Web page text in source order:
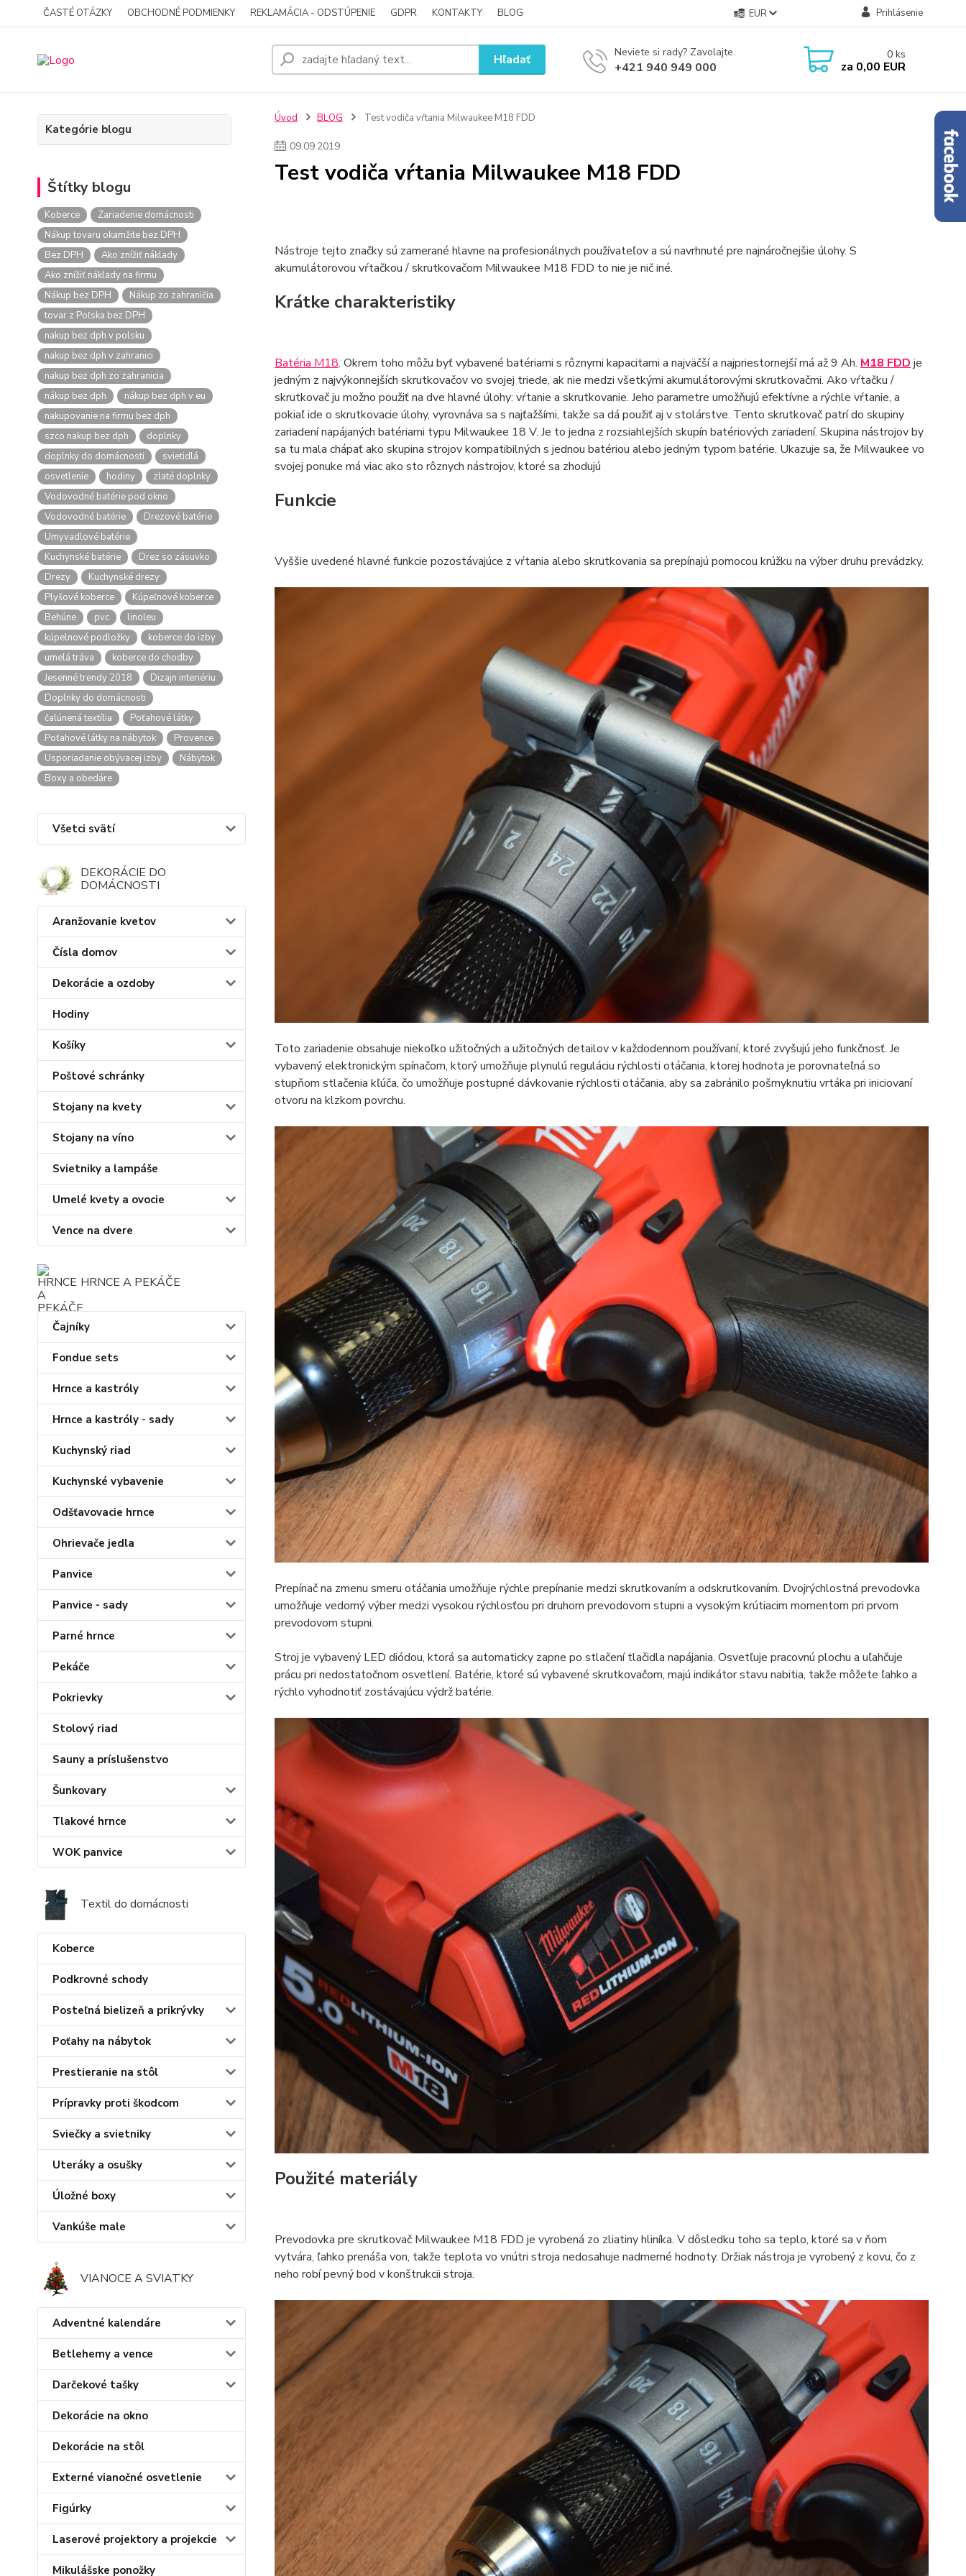
ČASTÉ OTÁZKY OBCHODNÉ PODMIENKY REKLAMÁCIA - ODSTÚPENIE GDPR KONTAKTY BLOG EUR Prihlásenie
Hľadať Neviete si rady? Zavolajte.
+421 940 949 000
0 ks
za 0,00 EUR
Kategórie blogu
Štítky blogu
Koberce
Zariadenie domácnosti
Nákup tovaru okamžite bez DPH
Bez DPH
Ako znížiť náklady
Ako znížiť náklady na firmu
Nákup bez DPH
Nákup zo zahraničia
tovar z Poľska bez DPH
nakup bez dph v polsku
nakup bez dph v zahranici
nakup bez dph zo zahranicia
nákup bez dph
nákup bez dph v eu
nakupovanie na firmu bez dph
szco nakup bez dph
doplnky
doplnky do domácnosti
svietidlá
osvetlenie
hodiny
zlaté doplnky
Vodovodné batérie pod okno
Vodovodné batérie
Drezové batérie
Umyvadlové batérie
Kuchynské batérie
Drez so zásuvko
Drezy
Kuchynské drezy
Plyšové koberce
Kúpeľnové koberce
Behúne
pvc
linoleu
kúpelnové podložky
koberce do izby
umelá tráva
koberce do chodby
Jesenné trendy 2018
Dizajn interiériu
Doplnky do domácnosti
čalúnená textília
Poťahové látky
Poťahové látky na nábytok
Provence
Usporiadanie obývacej izby
Nábytok
Boxy a obedáre
Všetci svätí
DEKORÁCIE DO
DOMÁCNOSTI
Aranžovanie kvetov
Čísla domov
Dekorácie a ozdoby
Hodiny
Košíky
Poštové schránky
Stojany na kvety
Stojany na víno
Svietniky a lampáše
Umelé kvety a ovocie
Vence na dvere
HRNCE A PEKÁČE
Čajníky
Fondue sets
Hrnce a kastróly
Hrnce a kastróly - sady
Kuchynský riad
Kuchynské vybavenie
Odšťavovacie hrnce
Ohrievače jedla
Panvice
Panvice - sady
Parné hrnce
Pekáče
Pokrievky
Stolový riad
Sauny a príslušenstvo
Šunkovary
Tlakové hrnce
WOK panvice
Textil do domácnosti
Koberce
Podkrovné schody
Posteľná bielizeň a prikrývky
Poťahy na nábytok
Prestieranie na stôl
Prípravky proti škodcom
Sviečky a svietniky
Uteráky a osušky
Úložné boxy
Vankúše male
VIANOCE A SVIATKY
Adventné kalendáre
Betlehemy a vence
Darčekové tašky
Dekorácie na okno
Dekorácie na stôl
Externé vianočné osvetlenie
Figúrky
Laserové projektory a projekcie
Mikulášske ponožky
Úvod BLOG Test vodiča vŕtania Milwaukee M18 FDD
09.09.2019
Test vodiča vŕtania Milwaukee M18 FDD
Nástroje tejto značky sú zamerané hlavne na profesionálnych používateľov a sú navrhnuté pre najnáročnejšie úlohy. S
akumulátorovou vŕtačkou / skrutkovačom Milwaukee M18 FDD to nie je nič iné.
Krátke charakteristiky
Batéria M18. Okrem toho môžu byť vybavené batériami s rôznymi kapacitami a najväčší a najpriestornejší má až 9 Ah. M18 FDD je
jedným z najvýkonnejších skrutkovačov vo svojej triede, ak nie medzi všetkými akumulátorovými skrutkovačmi. Ako vŕtačku /
skrutkovač ju možno použiť na dve hlavné úlohy: vŕtanie a skrutkovanie. Jeho parametre umožňujú efektívne a rýchle vŕtanie, a
pokiaľ ide o skrutkovacie úlohy, vyrovnáva sa s najťažšími, takže sa dá použiť aj v stolárstve. Tento skrutkovač patrí do skupiny
zariadení napájaných batériami typu Milwaukee 18 V. Je to jedna z rozsiahlejších skupín batériových zariadení. Skupina nástrojov by
sa tu mala chápať ako skupina strojov kompatibilných s jednou batériou alebo jedným typom batérie. Ukazuje sa, že Milwaukee vo
svojej ponuke má viac ako sto rôznych nástrojov, ktoré sa zhodujú
Funkcie
Vyššie uvedené hlavné funkcie pozostávajúce z vŕtania alebo skrutkovania sa prepínajú pomocou krúžku na výber druhu prevádzky.
Toto zariadenie obsahuje niekoľko užitočných a užitočných detailov v každodennom používaní, ktoré zvyšujú jeho funkčnosť. Je
vybavený elektronickým spínačom, ktorý umožňuje plynulú reguláciu rýchlosti otáčania, ktorej hodnota je porovnateľná so
stupňom stlačenia kľúča, čo umožňuje postupné dávkovanie rýchlosti otáčania, aby sa zabránilo pošmyknutiu vrtáka pri iniciovaní
otvoru na klzkom povrchu.
Prepínač na zmenu smeru otáčania umožňuje rýchle prepínanie medzi skrutkovaním a odskrutkovaním. Dvojrýchlostná prevodovka
umožňuje vedomý výber medzi vysokou rýchlosťou pri druhom prevodovom stupni a vysokým krútiacim momentom pri prvom
prevodovom stupni.
Stroj je vybavený LED diódou, ktorá sa automaticky zapne po stlačení tlačidla napájania. Osvetľuje pracovnú plochu a uľahčuje
prácu pri nedostatočnom osvetlení. Batérie, ktoré sú vybavené skrutkovačom, majú indikátor stavu nabitia, takže môžete ľahko a
rýchlo vyhodnotiť zostávajúcu výdrž batérie.
Použité materiály
Prevodovka pre skrutkovač Milwaukee M18 FDD je vyrobená zo zliatiny hliníka. V dôsledku toho sa teplo, ktoré sa v ňom
vytvára, ľahko prenáša von, takže teplota vo vnútri stroja nedosahuje nadmerné hodnoty. Držiak nástroja je vyrobený z kovu, čo z
neho robí pevný bod v konštrukcii stroja.